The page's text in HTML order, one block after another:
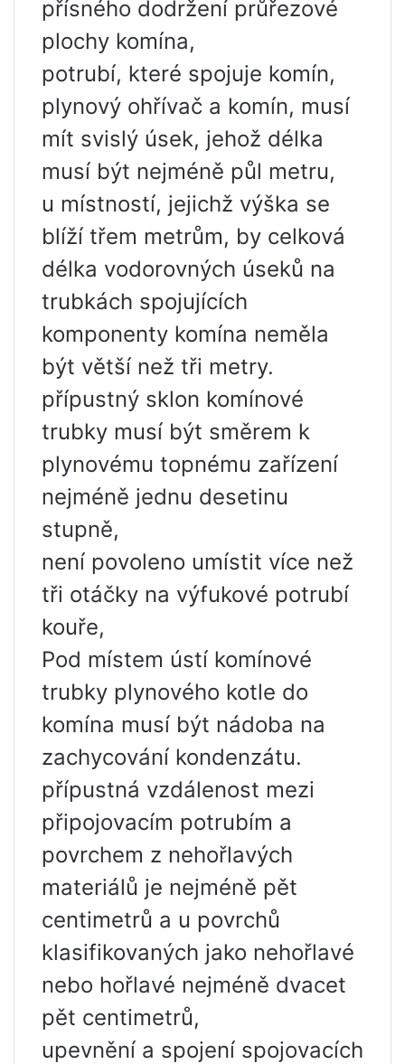
přísného dodržení průřezové
plochy komína,
potrubí, které spojuje komín,
plynový ohřívač a komín, musí
mít svislý úsek, jehož délka
musí být nejméně půl metru,
u místností, jejichž výška se
blíží třem metrům, by celková
délka vodorovných úseků na
trubkách spojujících
komponenty komína neměla
být větší než tři metry.
přípustný sklon komínové
trubky musí být směrem k
plynovému topnému zařízení
nejméně jednu desetinu
stupně,
není povoleno umístit více než
tři otáčky na výfukové potrubí
kouře,
Pod místem ústí komínové
trubky plynového kotle do
komína musí být nádoba na
zachycování kondenzátu.
přípustná vzdálenost mezi
připojovacím potrubím a
povrchem z nehořlavých
materiálů je nejméně pět
centimetrů a u povrchů
klasifikovaných jako nehořlavé
nebo hořlavé nejméně dvacet
pět centimetrů,
upevnění a spojení spojovacích